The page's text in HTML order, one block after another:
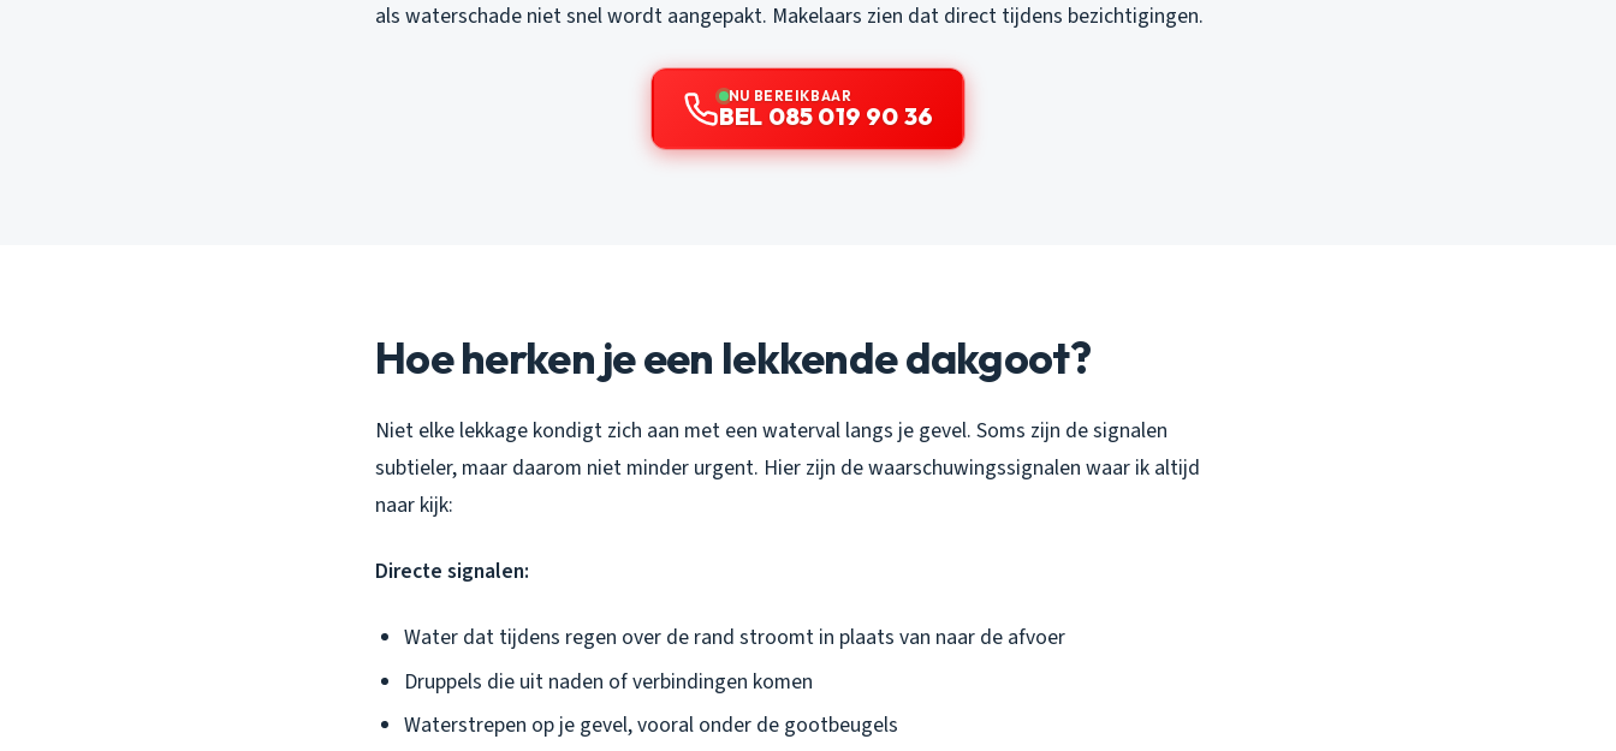
als waterschade niet snel wordt aangepakt. Makelaars zien dat direct tijdens bezichtigingen.
NU BEREIKBAAR
BEL 085 019 90 36
Hoe herken je een lekkende dakgoot?
Niet elke lekkage kondigt zich aan met een waterval langs je gevel. Soms zijn de signalen
subtieler, maar daarom niet minder urgent. Hier zijn de waarschuwingssignalen waar ik altijd
naar kijk:
Directe signalen:
Water dat tijdens regen over de rand stroomt in plaats van naar de afvoer
Druppels die uit naden of verbindingen komen
Waterstrepen op je gevel, vooral onder de gootbeugels